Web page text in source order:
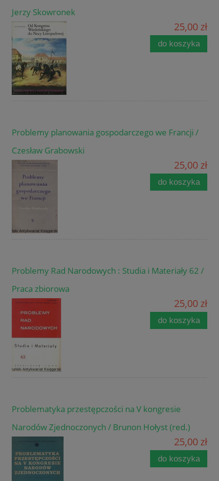
Jerzy Skowronek
25,00 zł
do koszyka
Problemy planowania gospodarczego we Francji /
Czesław Grabowski
25,00 zł
do koszyka
Problemy Rad Narodowych : Studia i Materiały 62 /
Praca zbiorowa
25,00 zł
do koszyka
Problematyka przestępczości na V kongresie
Narodów Zjednoczonych / Brunon Hołyst (red.)
25,00 zł
do koszyka